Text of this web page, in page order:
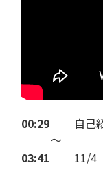
00:29
～
自己
03:41
11/4